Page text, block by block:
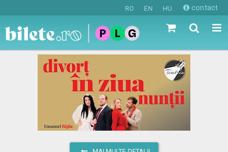
RO EN HU contact